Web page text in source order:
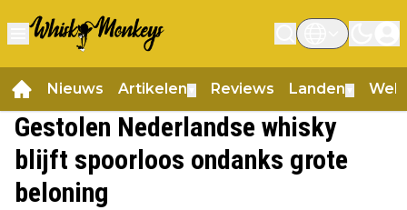
Nieuws Artikelen Reviews Landen
Gestolen Nederlandse whisky
blijft spoorloos ondanks grote
beloning